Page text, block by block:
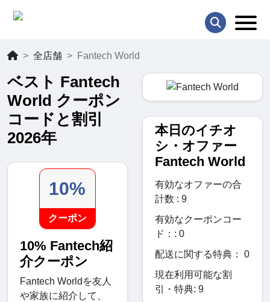
全店舗 Fantech World
ベスト Fantech
World クーポン
コードと割引
2026年
10%
クーポン
10% Fantech紹
介クーポン
Fantech Worldを友人
や家族に紹介して、
本日のイチオ
シ・オファー
Fantech World
有効なオファーの合
計数 : 9
有効なクーポンコー
ド：: 0
配送に関する特典： 0
現在利用可能な割
引・特典: 9